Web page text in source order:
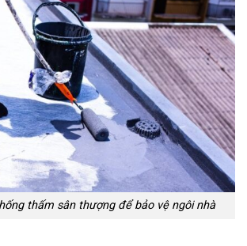
thấm sân thượng để bảo vệ ngôi nhà